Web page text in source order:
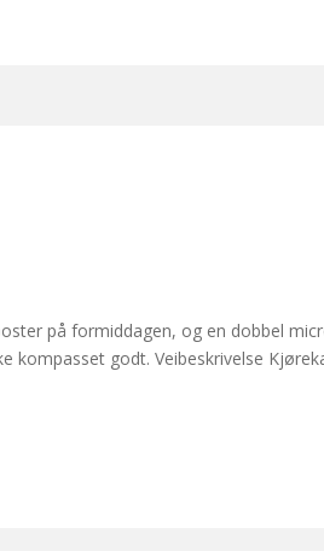
på formiddagen, og en dobbel
kompasset godt. Veibeskrivelse